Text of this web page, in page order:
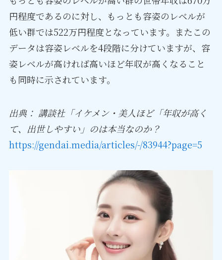
円程度であるのに対し、もっとも容姿のレベルが
低い群では522万円程度となっています。またこの
データは容姿レベルを4段階に分けていますが、容
姿レベルが高ければ高いほど年収が高くなること
も同時に示されています。
出典： 講談社「イケメン・美人ほど「年収が高く
て、出世しやすい」のは本当なのか？
https://gendai.media/articles/-/83944?page=5